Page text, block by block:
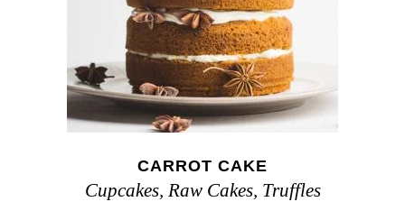
CARROT CAKE
Cupcakes, Raw Cakes, Truffles